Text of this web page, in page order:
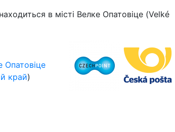
в місті Велке Опатовіце (Velké
Опатовіце
край)